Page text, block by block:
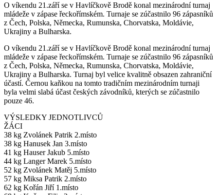
O víkendu 21.září se v Havlíčkově Brodě konal mezinárodní turnaj
mládeže v zápase řeckořímském. Turnaje se zúčastnilo 96 zápasníků
z Čech, Polska, Německa, Rumunska, Chorvatska, Moldávie,
Ukrajiny a Bulharska.
O víkendu 21.září se v Havlíčkově Brodě konal mezinárodní turnaj
mládeže v zápase řeckořímském. Turnaje se zúčastnilo 96 zápasníků
z Čech, Polska, Německa, Rumunska, Chorvatska, Moldávie,
Ukrajiny a Bulharska. Turnaj byl velice kvalitně obsazen zahraniční
účastí. Černou kaňkou na tomto tradičním mezinárodním turnaji
byla velmi slabá účast českých závodníků, kterých se zúčastnilo
pouze 46.
VÝSLEDKY JEDNOTLIVCŮ
ŽÁCI
38 kg Zvolánek Patrik 2.místo
38 kg Hanusek Jan 3.místo
41 kg Hauser Jakub 5.místo
44 kg Langer Marek 5.místo
52 kg Zvolánek Matěj 5.místo
57 kg Miksa Patrik 2.místo
62 kg Kořán Jiří 1.místo